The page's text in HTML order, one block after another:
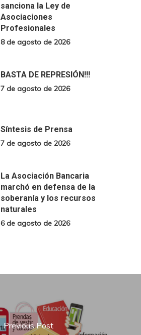
sanciona la Ley de
Asociaciones
Profesionales
8 de agosto de 2026
BASTA DE REPRESIÓN!!!
7 de agosto de 2026
Síntesis de Prensa
7 de agosto de 2026
La Asociación Bancaria
marchó en defensa de la
soberanía y los recursos
naturales
6 de agosto de 2026
Previous Post